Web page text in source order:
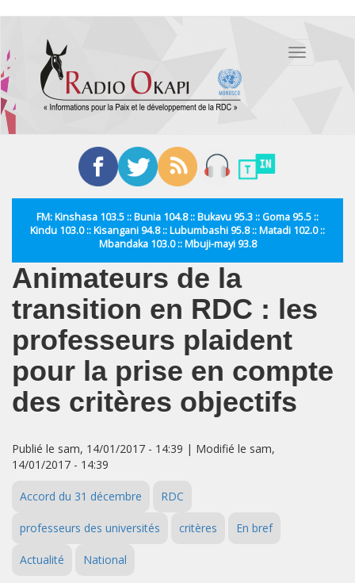
contenu
principal
Toggle
FM: Kinshasa 103.5 :: Bunia 104.8 :: Bukavu 95.3 :: Goma 95.5 ::
Kindu 103.0 :: Kisangani 94.8 :: Lubumbashi 95.8 :: Matadi 102.0 ::
Mbandaka 103.0 :: Mbuji-mayi 93.8
Animateurs de la
transition en RDC : les
professeurs plaident
pour la prise en compte
des critères objectifs
Publié le sam, 14/01/2017 - 14:39 | Modifié le sam,
14/01/2017 - 14:39
Accord du 31 décembre RDC
professeurs des universités critères En bref
Actualité National